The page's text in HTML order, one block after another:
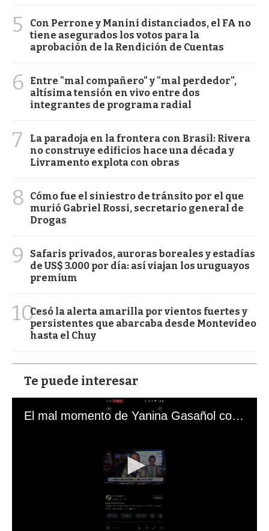
5
Con Perrone y Manini distanciados, el FA no
tiene asegurados los votos para la
aprobación de la Rendición de Cuentas
6
Entre "mal compañero" y "mal perdedor",
altísima tensión en vivo entre dos
integrantes de programa radial
7
La paradoja en la frontera con Brasil: Rivera
no construye edificios hace una década y
Livramento explota con obras
8
Cómo fue el siniestro de tránsito por el que
murió Gabriel Rossi, secretario general de
Drogas
9
Safaris privados, auroras boreales y estadías
de US$ 3.000 por día: así viajan los uruguayos
premium
10Cesó la alerta amarilla por vientos fuertes y
persistentes que abarcaba desde Montevideo
hasta el Chuy
Te puede interesar
El mal momento de Yanina Gasañol con un hincha argentino en "Subrayado"